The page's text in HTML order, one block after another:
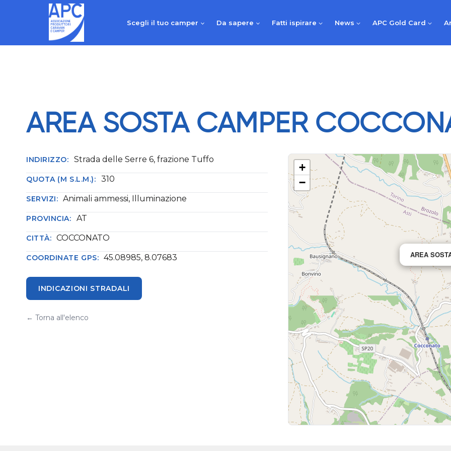
Scegli il tuo camper Da sapere Fatti ispirare News APC Gold Card
AREA SOSTA CAMPER
INDIRIZZO: Strada delle Serre 6, frazione Tuffo
QUOTA (M S.L.M.): 310
SERVIZI: Animali ammessi, Illuminazione
PROVINCIA: AT
CITTÀ: COCCONATO
COORDINATE GPS: 45.08985, 8.07683
INDICAZIONI STRADALI
← Torna all'elenco
AREA
+
−